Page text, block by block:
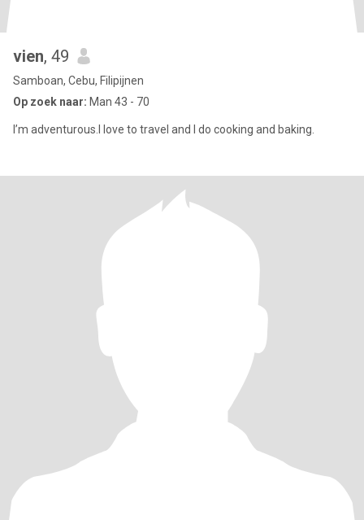
vien, 49
Samboan, Cebu, Filipijnen
Op zoek naar: Man 43 - 70
I’m adventurous.I love to travel and I do cooking and baking.